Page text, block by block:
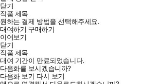
닫기
작품 제목
원하는 결제 방법을 선택해주세요.
대여하기 구매하기
이어보기
닫기
작품 제목
대여 기간이 만료되었습니다.
다음화를 보시겠습니까?
다음화 보기 다시 보기